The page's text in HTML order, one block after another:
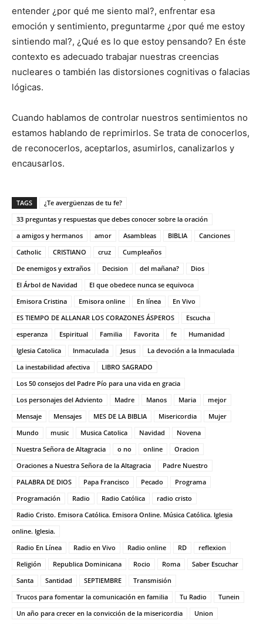
entender ¿por qué me siento mal?, enfrentar esa
emoción y sentimiento, preguntarme ¿por qué me estoy
sintiendo mal?, ¿Qué es lo que estoy pensando? En éste
contexto es adecuado trabajar nuestras creencias
nucleares o también las distorsiones cognitivas o falacias
lógicas.
Cuando hablamos de controlar nuestros sentimientos no
estamos hablando de reprimirlos. Se trata de conocerlos,
de reconocerlos, aceptarlos, asumirlos, canalizarlos y
encausarlos.
TAGS
¿Te avergüenzas de tu fe?
33 preguntas y respuestas que debes conocer sobre la oración
a amigos y hermanos
amor Asambleas BIBLIA
Canciones
Catholic
CRISTIANO cruz
Cumpleaños
De enemigos y extraños
Decision del mañana?
Dios
El Árbol de Navidad
El que obedece nunca se equivoca
Emisora Cristina
Emisora online En línea
En Vivo
ES TIEMPO DE ALLANAR LOS CORAZONES ÁSPEROS
Escucha
esperanza
Espiritual Familia Favorita fe
Humanidad
Iglesia Catolica
Inmaculada Jesus
La devoción a la Inmaculada
La inestabilidad afectiva
LIBRO SAGRADO
Los 50 consejos del Padre Pío para una vida en gracia
Los personajes del Adviento
Madre Manos Maria
mejor
Mensaje
Mensajes MES DE LA BIBLIA Misericordia
Mujer
Mundo
music Musica Catolica Navidad
Novena
Nuestra Señora de Altagracia
o no online
Oracion
Oraciones a Nuestra Señora de la Altagracia
Padre Nuestro
PALABRA DE DIOS
Papa Francisco Pecado
Programa
Programación
Radio Radio Católica
radio cristo
Radio Cristo. Emisora Católica. Emisora Online. Música Católica. Iglesia
online. Iglesia.
Radio En Línea
Radio en Vivo Radio online RD
reflexion
Religión
Republica Dominicana Rocio Roma
Saber Escuchar
Santa
Santidad SEPTIEMBRE
Transmisión
Trucos para fomentar la comunicación en familia
Tu Radio
Tunein
Un año para crecer en la convicción de la misericordia
Union